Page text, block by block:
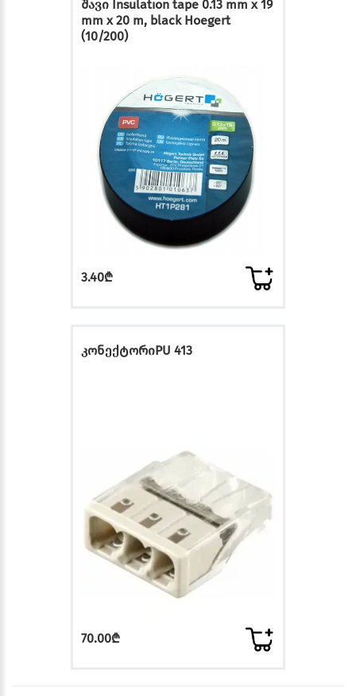
შავი Insulation tape 0.13 mm x 19
mm x 20 m, black Hoegert
(10/200)
3.40₾
კონექტორიPU 413
70.00₾